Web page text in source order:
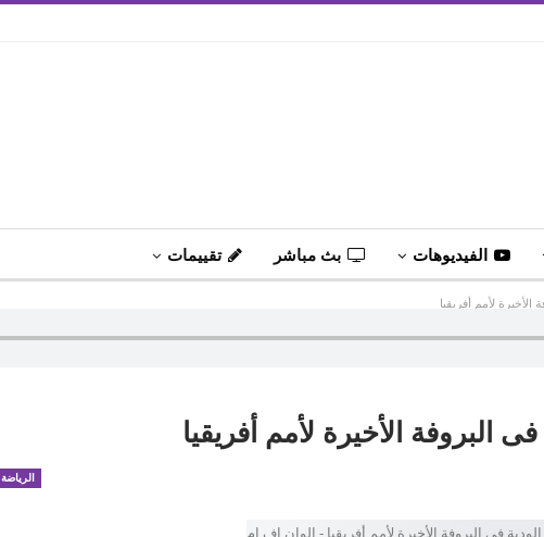
الفيديوهات بث مباشر تقييمات
لأمم أفريقيا
البروفة الأخيرة لأمم أفريقيا
الرياضة